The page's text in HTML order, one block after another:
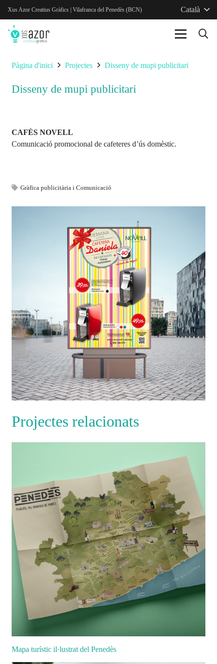
Xus Azor Creatius Gràfics | Vilafranca del Penedès (BCN) Català
Pàgina d'inici Projectes Disseny de mupi publicitari
Disseny de mupi publicitari
CAFÈS NOVELL
Comunicació promocional de cafeteres d’ús domèstic.
Gràfica publicitària i Comunicació
Projectes relacionats
Mapa turístic il·lustrat del Penedès